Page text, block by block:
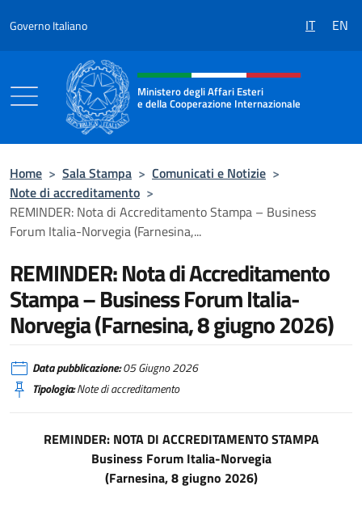
Governo Italiano IT EN
Intestazione sito, social e menù
Ministero degli Affari Esteri
e della Cooperazione Internazionale
Home > Sala Stampa > Comunicati e Notizie >
Note di accreditamento >
REMINDER: Nota di Accreditamento Stampa – Business
Forum Italia-Norvegia (Farnesina,...
REMINDER: Nota di Accreditamento
Stampa – Business Forum Italia-
Norvegia (Farnesina, 8 giugno 2026)
Data pubblicazione:05 Giugno 2026
Tipologia:Note di accreditamento
REMINDER: NOTA DI ACCREDITAMENTO STAMPA
Business Forum Italia-Norvegia
(Farnesina, 8 giugno 2026)